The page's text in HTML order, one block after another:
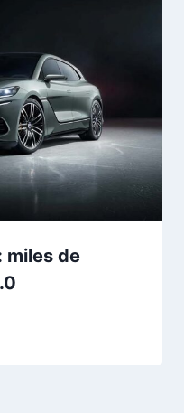
miles de